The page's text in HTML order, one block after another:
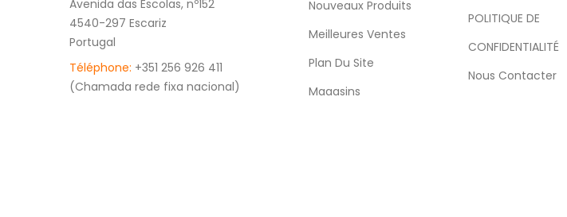
Avenida das Escolas, nº152
4540-297 Escariz
Portugal
Téléphone: +351 256 926 411
(Chamada rede fixa nacional)
Nouveaux Produits
Meilleures Ventes
Plan Du Site
Magasins
POLITIQUE DE
CONFIDENTIALITÉ
Nous Contacter